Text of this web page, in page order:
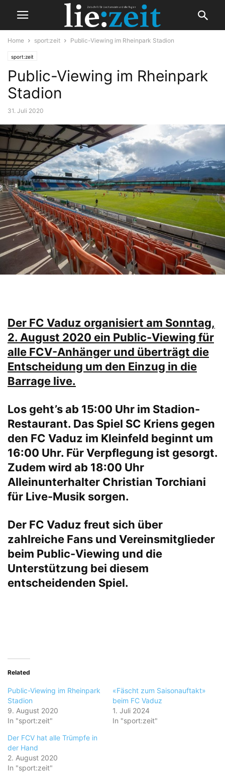
Home sport:zeit Public-Viewing im Rheinpark Stadion
sport:zeit
Public-Viewing im Rheinpark
Stadion
31. Juli 2020
Der FC Vaduz organisiert am Sonntag,
2. August 2020 ein Public-Viewing für
alle FCV-Anhänger und überträgt die
Entscheidung um den Einzug in die
Barrage live.
Los geht’s ab 15:00 Uhr im Stadion-
Restaurant. Das Spiel SC Kriens gegen
den FC Vaduz im Kleinfeld beginnt um
16:00 Uhr. Für Verpflegung ist gesorgt.
Zudem wird ab 18:00 Uhr
Alleinunterhalter Christian Torchiani
für Live-Musik sorgen.
Der FC Vaduz freut sich über
zahlreiche Fans und Vereinsmitglieder
beim Public-Viewing und die
Unterstützung bei diesem
entscheidenden Spiel.
Related
Public-Viewing im Rheinpark
Stadion
9. August 2020
In "sport:zeit"
«Fäscht zum Saisonauftakt»
beim FC Vaduz
1. Juli 2024
In "sport:zeit"
Der FCV hat alle Trümpfe in
der Hand
2. August 2020
In "sport:zeit"